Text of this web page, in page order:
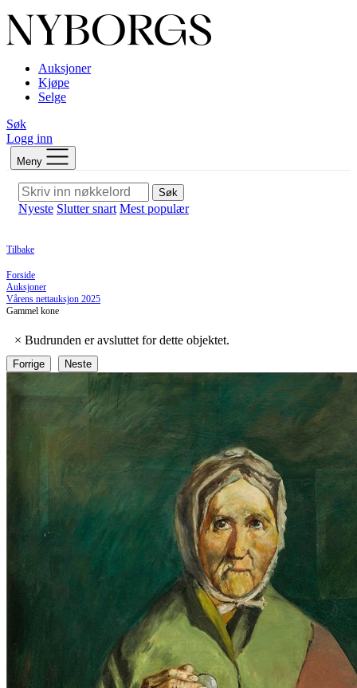
Auksjoner
Kjøpe
Selge
Søk
Logg inn
Meny
Søk
Nyeste Slutter snart Mest populær
Tilbake
Forside
Auksjoner
Vårens nettauksjon 2025
Gammel kone
× Budrunden er avsluttet for dette objektet.
Forrige Neste